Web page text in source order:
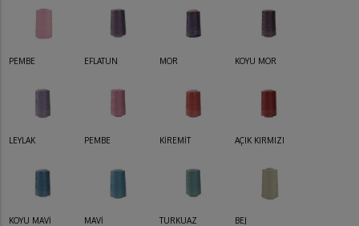
PEMBE EFLATUN MOR KOYU MOR
LEYLAK PEMBE KİREMİT AÇIK KIRMIZI
KOYU MAVİ MAVİ TURKUAZ BEJ